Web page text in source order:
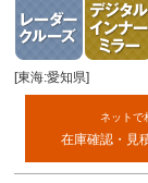
[東海:愛知県]
ネットで
在庫確認・見